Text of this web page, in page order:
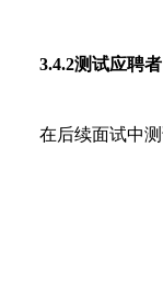
3.4.2测试应聘者
在后续面试中